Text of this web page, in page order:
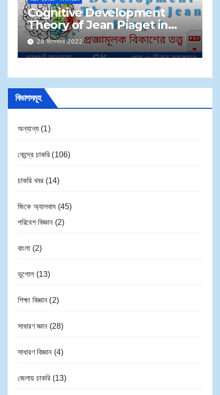
Cognitive Development
Theory of Jean Piaget in
Bengali | জেন পিয়াজেঁর প্রজ্ঞামূলক
বিকাশের তত্ত্ব
28 ডিসেম্বর 2022
বিভাগসমূহ
অন্যান্য (1)
কেন্দ্রে চাকরি(106)
চাকরি খবর(14)
জিকে অ্যালবাম(45)
পরিবেশ বিজ্ঞান (2)
বাংলা (2)
ভূগোল (13)
শিক্ষা বিজ্ঞান (2)
সাধারণ জ্ঞান (28)
সাধারণ বিজ্ঞান (4)
জেলায় চাকরি(13)